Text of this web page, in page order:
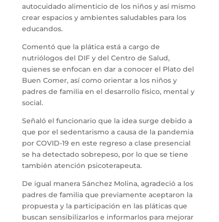
autocuidado alimenticio de los niños y así mismo
crear espacios y ambientes saludables para los
educandos.
Comentó que la plática está a cargo de
nutriólogos del DIF y del Centro de Salud,
quienes se enfocan en dar a conocer el Plato del
Buen Comer, así como orientar a los niños y
padres de familia en el desarrollo físico, mental y
social.
Señaló el funcionario que la idea surge debido a
que por el sedentarismo a causa de la pandemia
por COVID-19 en este regreso a clase presencial
se ha detectado sobrepeso, por lo que se tiene
también atención psicoterapeuta.
De igual manera Sánchez Molina, agradeció a los
padres de familia que previamente aceptaron la
propuesta y la participación en las pláticas que
buscan sensibilizarlos e informarlos para mejorar